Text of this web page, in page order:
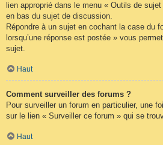
lien approprié dans le menu « Outils de
en bas du sujet de discussion.
Répondre à un sujet en cochant la case du
lorsqu’une réponse est postée » vous
sujet.
Haut
Comment surveiller des forums ?
Pour surveiller un forum en particulier, une
sur le lien « Surveiller ce forum » qui se
Haut